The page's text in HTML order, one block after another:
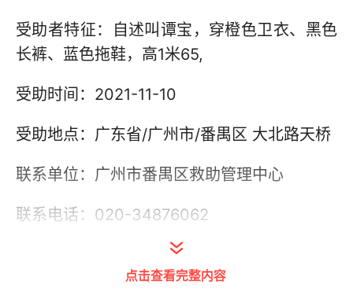
受助者特征：自述叫谭宝，穿橙色卫衣、黑色
长裤、蓝色拖鞋，高1米65,
受助时间：2021-11-10
受助地点：广东省/广州市/番禺区 大北路天桥
联系单位：广州市番禺区救助管理中心
联系电话：020-34876062
点击查看完整内容